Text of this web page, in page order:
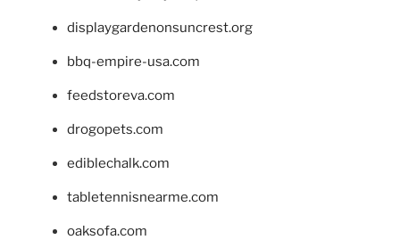
displaygardenonsuncrest.org
bbq-empire-usa.com
feedstoreva.com
drogopets.com
ediblechalk.com
tabletennisnearme.com
oaksofa.com